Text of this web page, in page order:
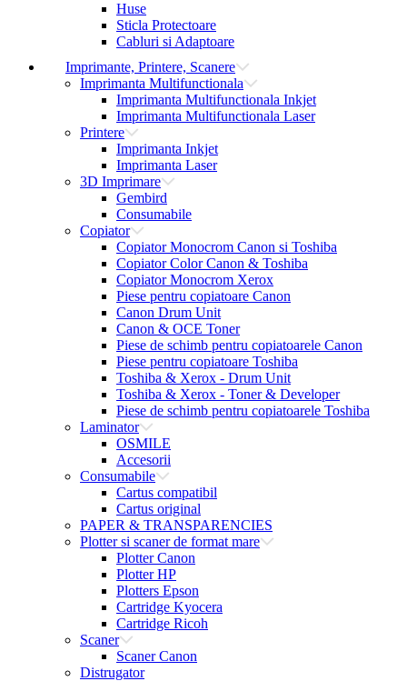
Huse
Sticla Protectoare
Cabluri si Adaptoare
Imprimante, Printere, Scanere
Imprimanta Multifunctionala
Imprimanta Multifunctionala Inkjet
Imprimanta Multifunctionala Laser
Printere
Imprimanta Inkjet
Imprimanta Laser
3D Imprimare
Gembird
Consumabile
Copiator
Copiator Monocrom Canon si Toshiba
Copiator Color Canon & Toshiba
Copiator Monocrom Xerox
Piese pentru copiatoare Canon
Canon Drum Unit
Canon & OCE Toner
Piese de schimb pentru copiatoarele Canon
Piese pentru copiatoare Toshiba
Toshiba & Xerox - Drum Unit
Toshiba & Xerox - Toner & Developer
Piese de schimb pentru copiatoarele Toshiba
Laminator
OSMILE
Accesorii
Consumabile
Cartus compatibil
Cartus original
PAPER & TRANSPARENCIES
Plotter si scaner de format mare
Plotter Canon
Plotter HP
Plotters Epson
Cartridge Kyocera
Cartridge Ricoh
Scaner
Scaner Canon
Distrugator